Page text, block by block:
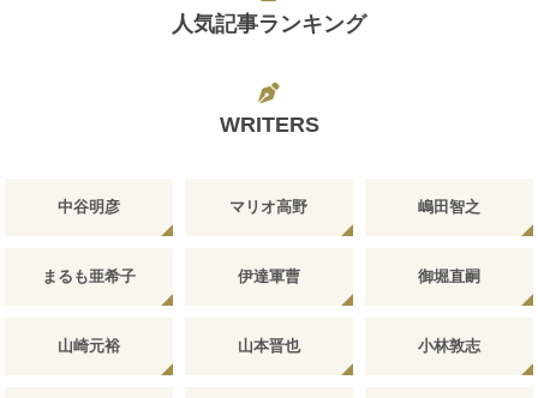
人気記事ランキング
WRITERS
中谷明彦 マリオ高野 嶋田智之
まるも亜希子 伊達軍曹 御堀直嗣
山崎元裕 山本晋也 小林敦志